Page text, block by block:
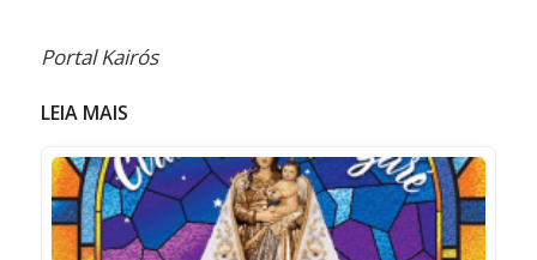
Portal Kairós
LEIA MAIS